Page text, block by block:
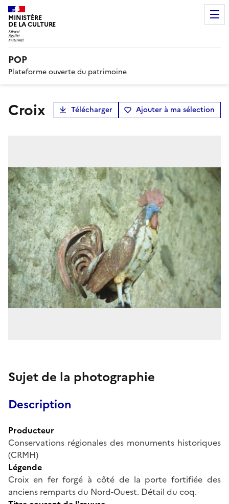
MINISTÈRE
DE LA CULTURE
POP
Plateforme ouverte du patrimoine
croix Télécharger Ajouter à ma sélection
Sujet de la photographie
Description
Producteur
Conservations régionales des monuments historiques
(CRMH)
Légende
Croix en fer forgé à côté de la porte fortifiée des
anciens remparts du Nord-Ouest. Détail du coq.